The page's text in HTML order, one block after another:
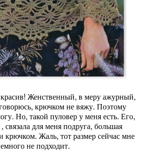
Женственный, в меру ажурный,
крючком не вяжу. Поэтому
Но, такой пуловер у меня есть. Его,
, связала для меня подруга, большая
крючком. Жаль, тот размер сейчас мне
не подходит.